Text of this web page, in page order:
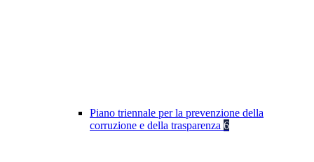
Piano triennale per la prevenzione della
corruzione e della trasparenza 6